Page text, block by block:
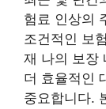
험료 인상의
조건적인 보
재 나의 보장
더 효율적인
중요합니다.